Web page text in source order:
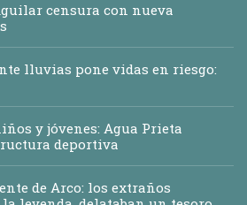
censura con nueva
lluvias pone vidas en riesgo:
y jóvenes: Agua Prieta
deportiva
de Arco: los extraños